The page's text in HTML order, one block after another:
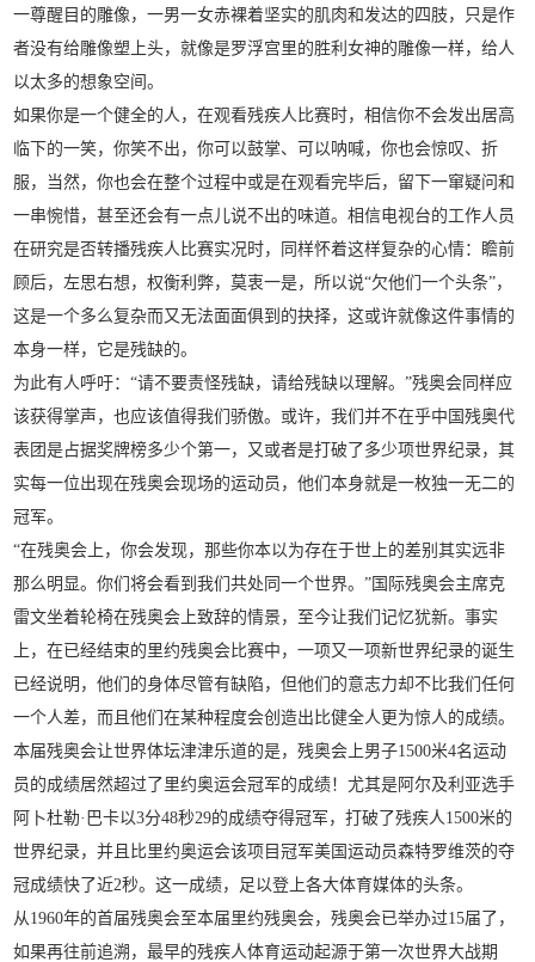
一尊醒目的雕像，一男一女赤裸着坚实的肌肉和发达的四肢，只是作
者没有给雕像塑上头，就像是罗浮宫里的胜利女神的雕像一样，给人
以太多的想象空间。
如果你是一个健全的人，在观看残疾人比赛时，相信你不会发出居高
临下的一笑，你笑不出，你可以鼓掌、可以呐喊，你也会惊叹、折
服，当然，你也会在整个过程中或是在观看完毕后，留下一窜疑问和
一串惋惜，甚至还会有一点儿说不出的味道。相信电视台的工作人员
在研究是否转播残疾人比赛实况时，同样怀着这样复杂的心情：瞻前
顾后，左思右想，权衡利弊，莫衷一是，所以说“欠他们一个头条”，
这是一个多么复杂而又无法面面俱到的抉择，这或许就像这件事情的
本身一样，它是残缺的。
为此有人呼吁：“请不要责怪残缺，请给残缺以理解。”残奥会同样应
该获得掌声，也应该值得我们骄傲。或许，我们并不在乎中国残奥代
表团是占据奖牌榜多少个第一，又或者是打破了多少项世界纪录，其
实每一位出现在残奥会现场的运动员，他们本身就是一枚独一无二的
冠军。
“在残奥会上，你会发现，那些你本以为存在于世上的差别其实远非
那么明显。你们将会看到我们共处同一个世界。”国际残奥会主席克
雷文坐着轮椅在残奥会上致辞的情景，至今让我们记忆犹新。事实
上，在已经结束的里约残奥会比赛中，一项又一项新世界纪录的诞生
已经说明，他们的身体尽管有缺陷，但他们的意志力却不比我们任何
一个人差，而且他们在某种程度会创造出比健全人更为惊人的成绩。
本届残奥会让世界体坛津津乐道的是，残奥会上男子1500米4名运动
员的成绩居然超过了里约奥运会冠军的成绩！尤其是阿尔及利亚选手
阿卜杜勒·巴卡以3分48秒29的成绩夺得冠军，打破了残疾人1500米的
世界纪录，并且比里约奥运会该项目冠军美国运动员森特罗维茨的夺
冠成绩快了近2秒。这一成绩，足以登上各大体育媒体的头条。
从1960年的首届残奥会至本届里约残奥会，残奥会已举办过15届了，
如果再往前追溯，最早的残疾人体育运动起源于第一次世界大战期